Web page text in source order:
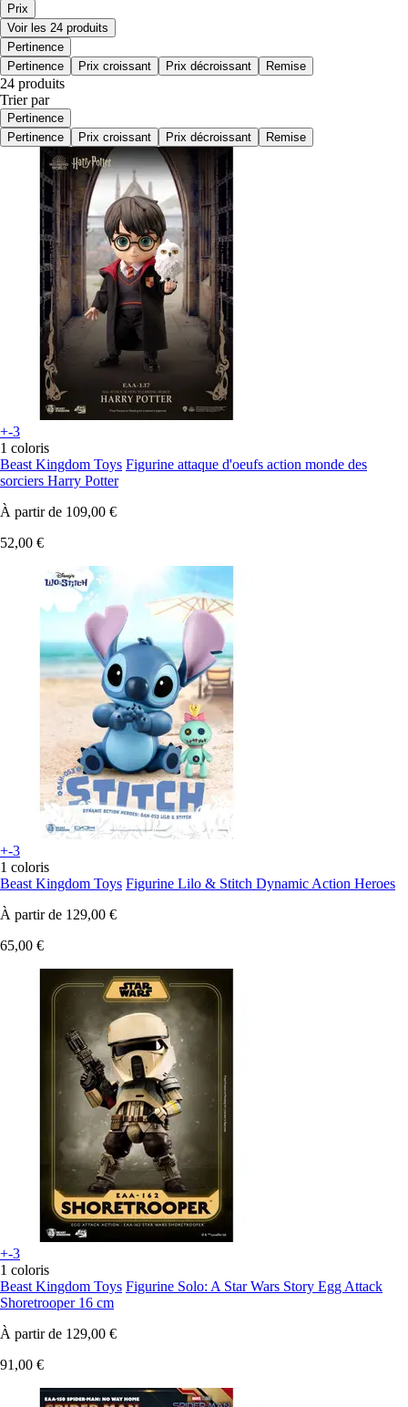
Prix
Voir les 24 produits
Pertinence
Pertinence
Prix croissant Prix décroissant Remise
24 produits
Trier par
Pertinence
Pertinence
Prix croissant Prix décroissant Remise
+-3
1 coloris
Beast Kingdom Toys Figurine attaque d'oeufs action monde des
sorciers Harry Potter
À partir de 109,00 €
52,00 €
+-3
1 coloris
Beast Kingdom Toys Figurine Lilo & Stitch Dynamic Action Heroes
À partir de 129,00 €
65,00 €
+-3
1 coloris
Beast Kingdom Toys Figurine Solo: A Star Wars Story Egg Attack
Shoretrooper 16 cm
À partir de 129,00 €
91,00 €